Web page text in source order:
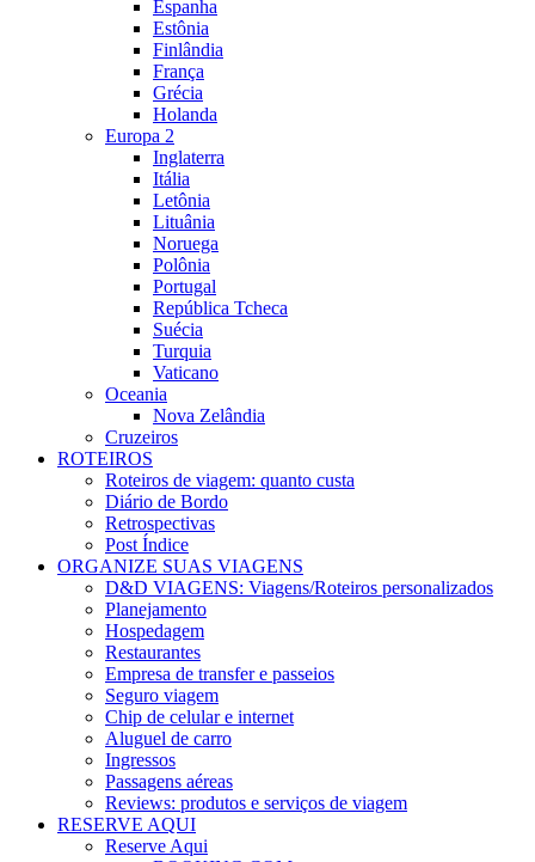
Espanha
Estônia
Finlândia
França
Grécia
Holanda
Europa 2
Inglaterra
Itália
Letônia
Lituânia
Noruega
Polônia
Portugal
República Tcheca
Suécia
Turquia
Vaticano
Oceania
Nova Zelândia
Cruzeiros
ROTEIROS
Roteiros de viagem: quanto custa
Diário de Bordo
Retrospectivas
Post Índice
ORGANIZE SUAS VIAGENS
D&D VIAGENS: Viagens/Roteiros personalizados
Planejamento
Hospedagem
Restaurantes
Empresa de transfer e passeios
Seguro viagem
Chip de celular e internet
Aluguel de carro
Ingressos
Passagens aéreas
Reviews: produtos e serviços de viagem
RESERVE AQUI
Reserve Aqui